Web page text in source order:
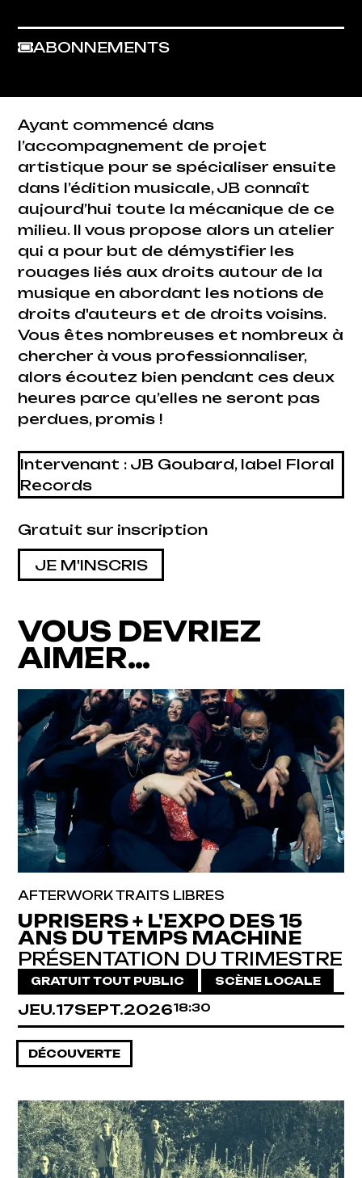
ABONNEMENTS
Ayant commencé dans
l’accompagnement de projet
artistique pour se spécialiser ensuite
dans l’édition musicale, JB connaît
aujourd’hui toute la mécanique de ce
milieu. Il vous propose alors un atelier
qui a pour but de démystifier les
rouages liés aux droits autour de la
musique en abordant les notions de
droits d'auteurs et de droits voisins.
Vous êtes nombreuses et nombreux à
chercher à vous professionnaliser,
alors écoutez bien pendant ces deux
heures parce qu’elles ne seront pas
perdues, promis !
Intervenant : JB Goubard, label Floral
Records
Gratuit sur inscription
JE M'INSCRIS
VOUS DEVRIEZ
AIMER…
AFTERWORK TRAITS LIBRES
UPRISERS + L'EXPO DES 15
ANS DU TEMPS MACHINE
PRÉSENTATION DU TRIMESTRE
GRATUIT TOUT PUBLIC SCÈNE LOCALE
JEUDI
JEU.17SEPTEMBRE
SEPT.202618:30
DÉCOUVERTE